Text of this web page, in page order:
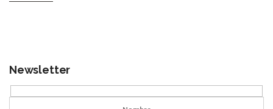
Newsletter